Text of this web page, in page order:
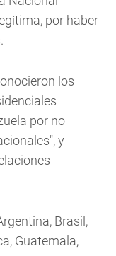
por haber
los
por no
y
Brasil,
Guatemala,